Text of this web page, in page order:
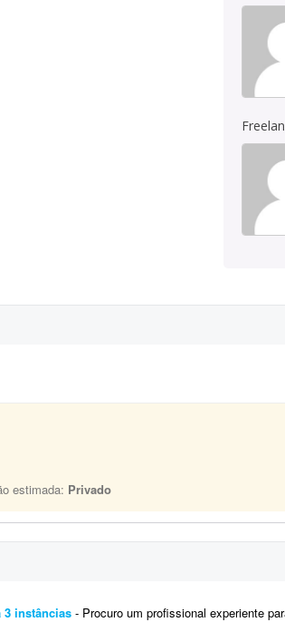
estimada: Privado
3 instâncias - Procuro um profissional experiente para configurar, validar e testar 3 instâncias da